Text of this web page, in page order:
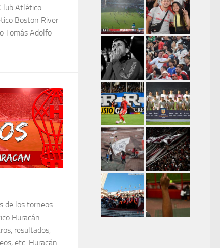
Atlético
Boston River
Tomás Adolfo
de los torneos
Huracán.
resultados,
etc. Huracán